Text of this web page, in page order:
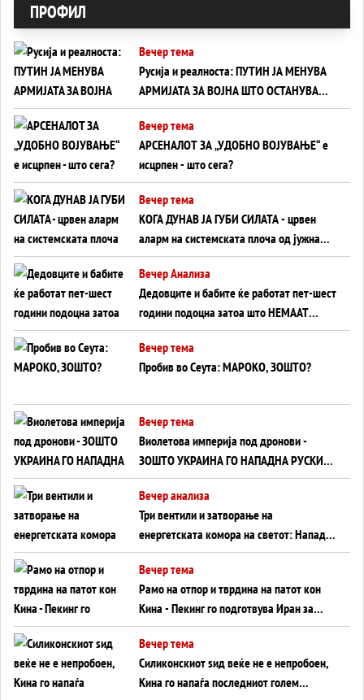
ПРОФИЛ
Вечер тема
Русија и реалноста: ПУТИН ЈА МЕНУВА
АРМИЈАТА ЗА ВОЈНА ШТО ОСТАНУВА
БЕЗ ФРОНТ
Вечер тема
АРСЕНАЛОТ ЗА „УДОБНО ВОЈУВАЊЕ“ е
исцрпен - што сега?
Вечер тема
КОГА ДУНАВ ЈА ГУБИ СИЛАТА - црвен
аларм на системската плоча од јужна
Германија до Црното Море...
Вечер Анализа
Дедовците и бабите ќе работат пет-шест
години подоцна затоа што НЕМААТ
ВНУЦИ ДА ГИ ЗАМЕНАТ
Вечер тема
Пробив во Сеута: МАРОКО, ЗОШТО?
Вечер тема
Виолетова империја под дронови -
ЗОШТО УКРАИНА ГО НАПАДНА РУСКИОТ
WILDBERRIES
Вечер анализа
Три вентили и затворање на
енергетската комора на светот: Нападот
во Суец најавува глобален енергетски
инфаркт?
Вечер тема
Рамо на отпор и тврдина на патот кон
Кина - Пекинг го подготвува Иран за
американска копнена инвазија
Вечер тема
Силиконскиот ѕид веќе не е непробоен,
Кина го напаѓа последниот голем